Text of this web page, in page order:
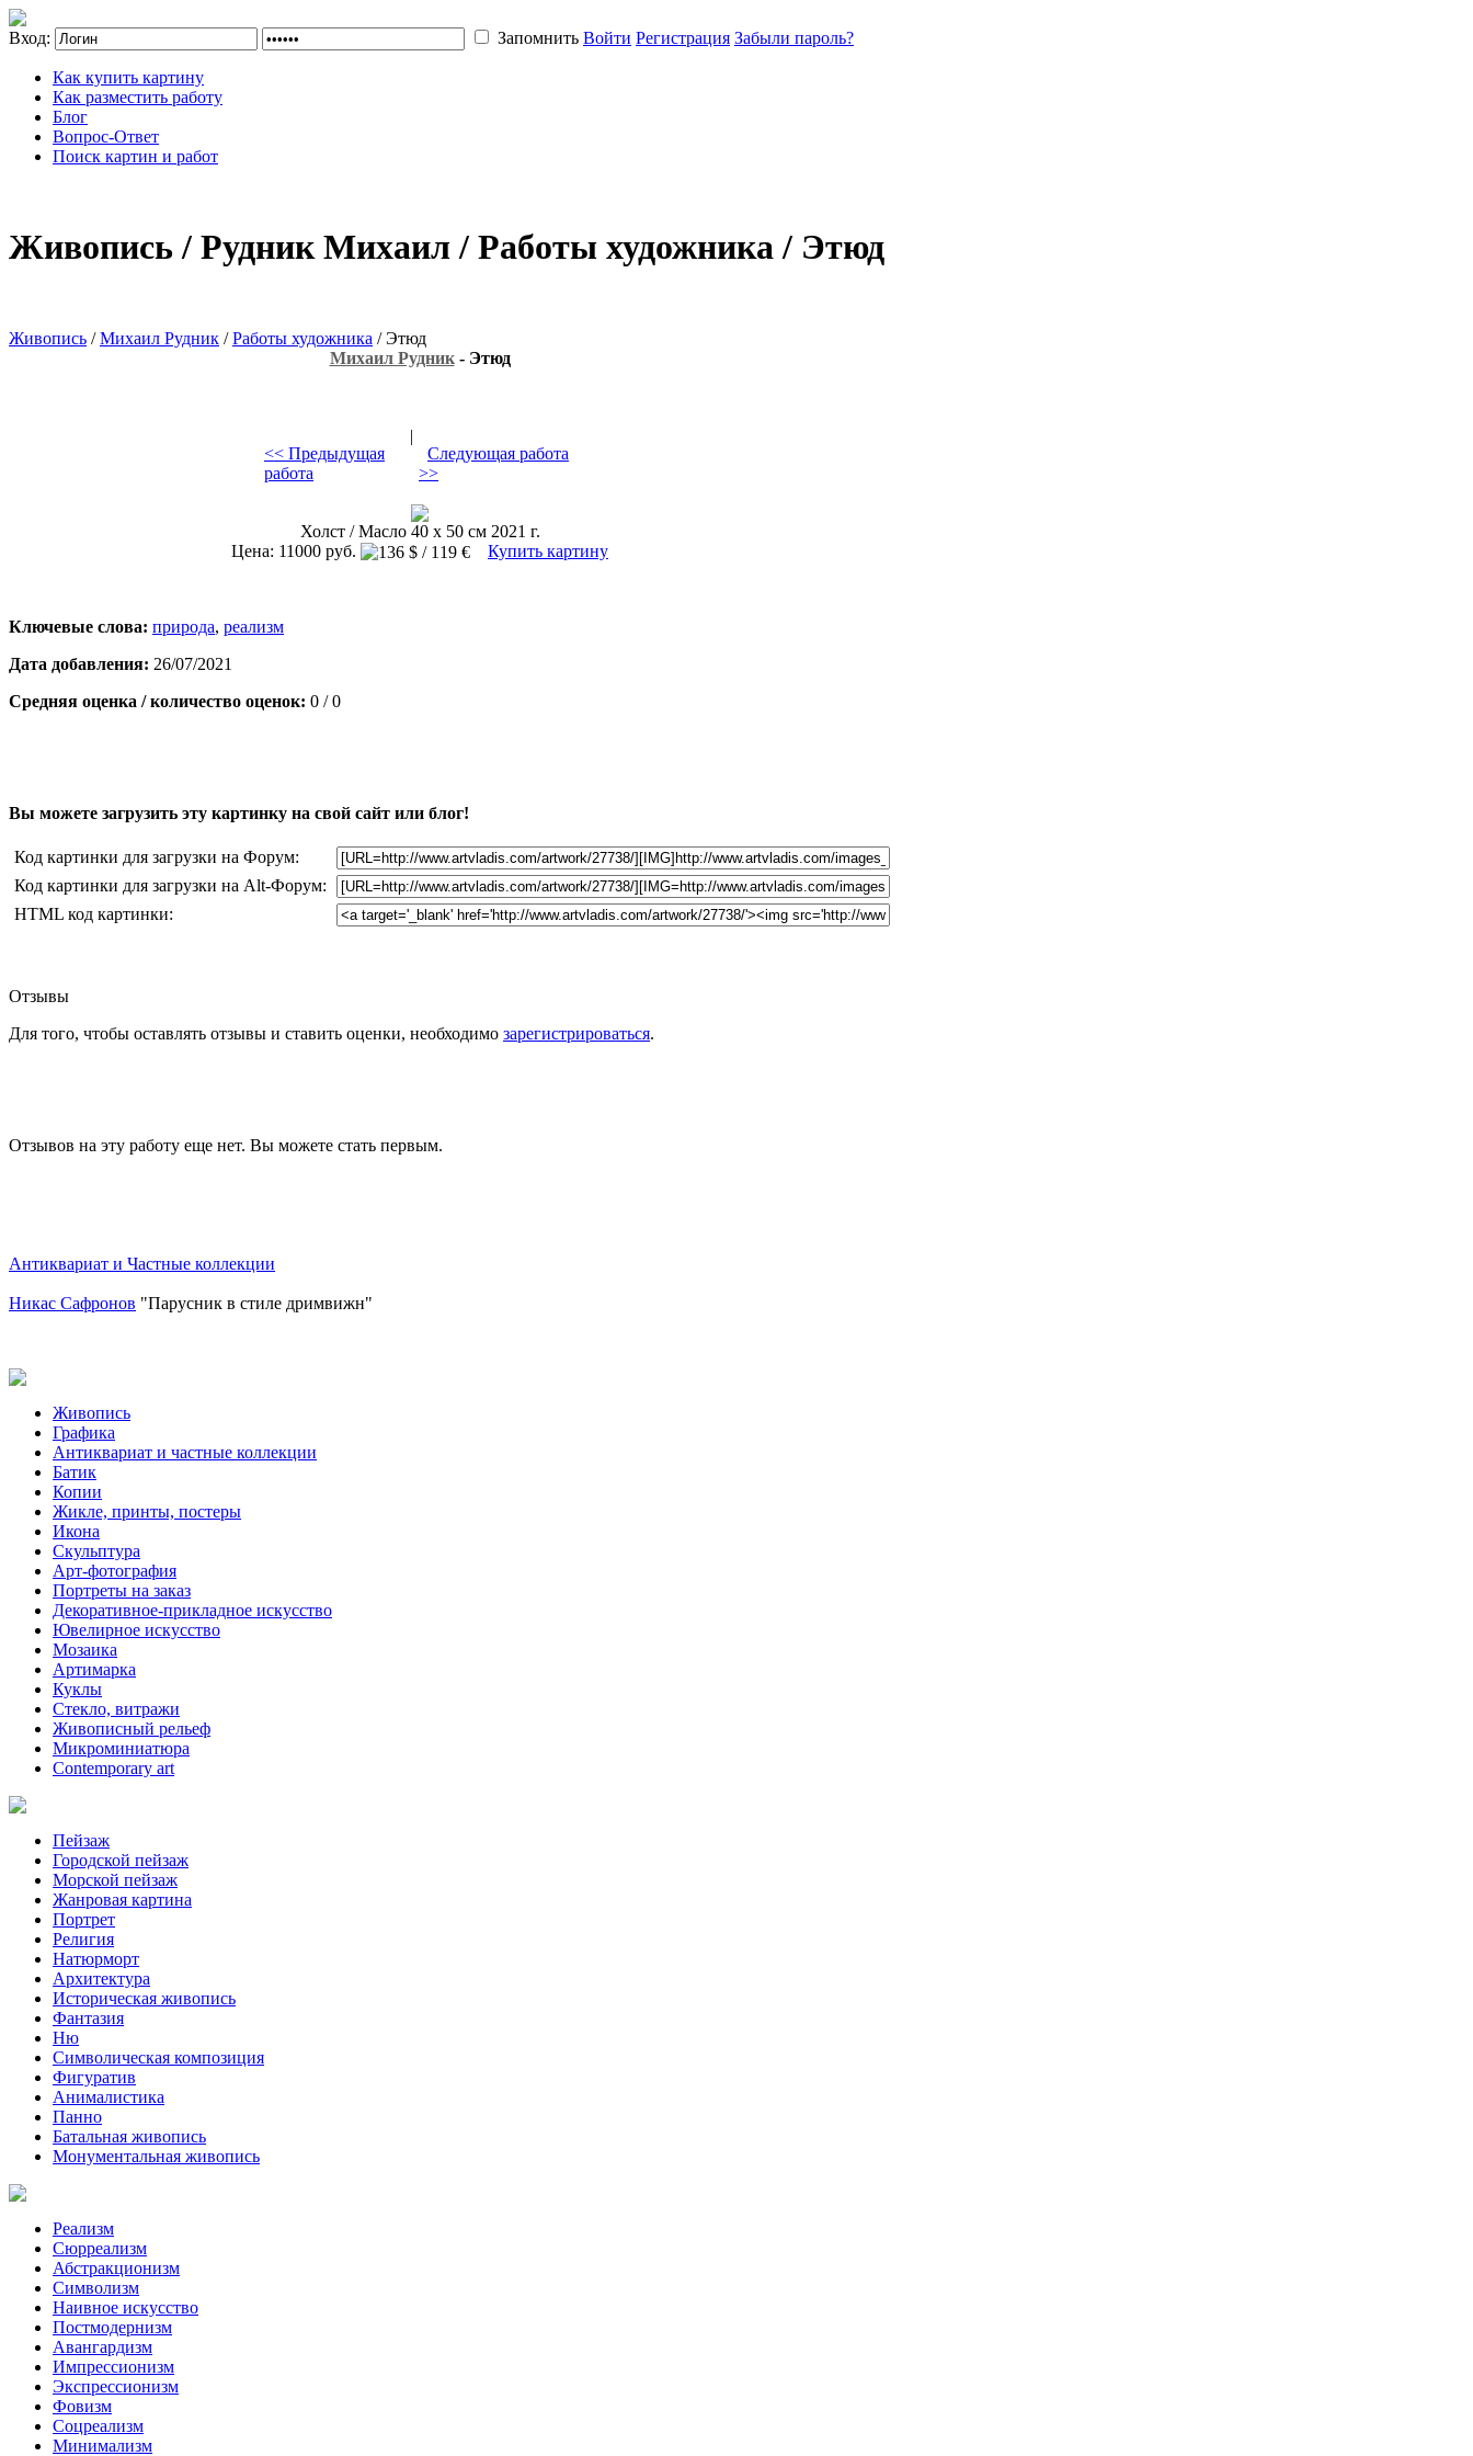
Вход: Запомнить Войти Регистрация Забыли пароль?
Как купить картину
Как разместить работу
Блог
Вопрос-Ответ
Поиск картин и работ
Живопись / Рудник Михаил / Работы художника / Этюд
Живопись /Михаил Рудник /Работы художника / Этюд
Михаил Рудник- Этюд
<< Предыдущая
работа
|
Следующая работа
>>
Холст / Масло 40 х 50 см 2021 г.
Цена: 11000 руб.
Купить картину
Ключевые слова: природа, реализм
Дата добавления: 26/07/2021
Средняя оценка / количество оценок: 0 / 0
Вы можете загрузить эту картинку на свой сайт или блог!
Код картинки для загрузки на Форум:
Код картинки для загрузки на Alt-Форум:
HTML код картинки:
Отзывы
Для того, чтобы оставлять отзывы и ставить оценки, необходимо зарегистрироваться.
Отзывов на эту работу еще нет. Вы можете стать первым.
Антиквариат и Частные коллекции
Никас Сафронов "Парусник в стиле дримвижн"
Живопись
Графика
Антиквариат и частные коллекции
Батик
Копии
Жикле, принты, постеры
Икона
Скульптура
Арт-фотография
Портреты на заказ
Декоративное-прикладное искусство
Ювелирное искусство
Мозаика
Артимарка
Куклы
Стекло, витражи
Живописный рельеф
Микроминиатюра
Contemporary art
Пейзаж
Городской пейзаж
Морской пейзаж
Жанровая картина
Портрет
Религия
Натюрморт
Архитектура
Историческая живопись
Фантазия
Ню
Символическая композиция
Фигуратив
Анималистикa
Панно
Батальная живопись
Монументальная живопись
Реализм
Сюрреализм
Абстракционизм
Символизм
Наивное искусство
Постмодернизм
Авангардизм
Импрессионизм
Экспрессионизм
Фовизм
Соцреализм
Минимализм